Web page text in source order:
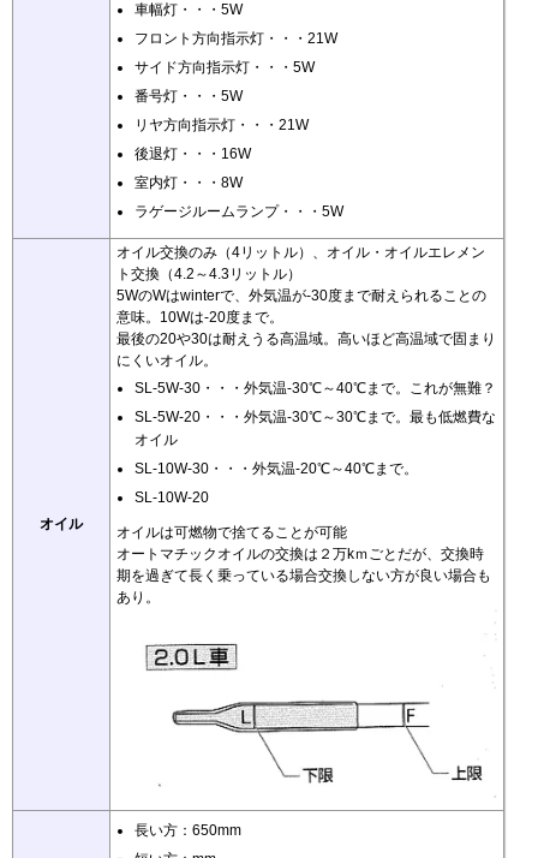
車幅灯・・・5W
フロント方向指示灯・・・21W
サイド方向指示灯・・・5W
番号灯・・・5W
リヤ方向指示灯・・・21W
後退灯・・・16W
室内灯・・・8W
ラゲージルームランプ・・・5W
オイル
オイル交換のみ（4リットル）、オイル・オイルエレメン
ト交換（4.2～4.3リットル）
5WのWはwinterで、外気温が-30度まで耐えられることの
意味。10Wは-20度まで。
最後の20や30は耐えうる高温域。高いほど高温域で固まり
にくいオイル。
SL-5W-30・・・外気温-30℃～40℃まで。これが無難？
SL-5W-20・・・外気温-30℃～30℃まで。最も低燃費な
オイル
SL-10W-30・・・外気温-20℃～40℃まで。
SL-10W-20
オイルは可燃物で捨てることが可能
オートマチックオイルの交換は２万kｍごとだが、交換時
期を過ぎて長く乗っている場合交換しない方が良い場合も
あり。
長い方：650mm